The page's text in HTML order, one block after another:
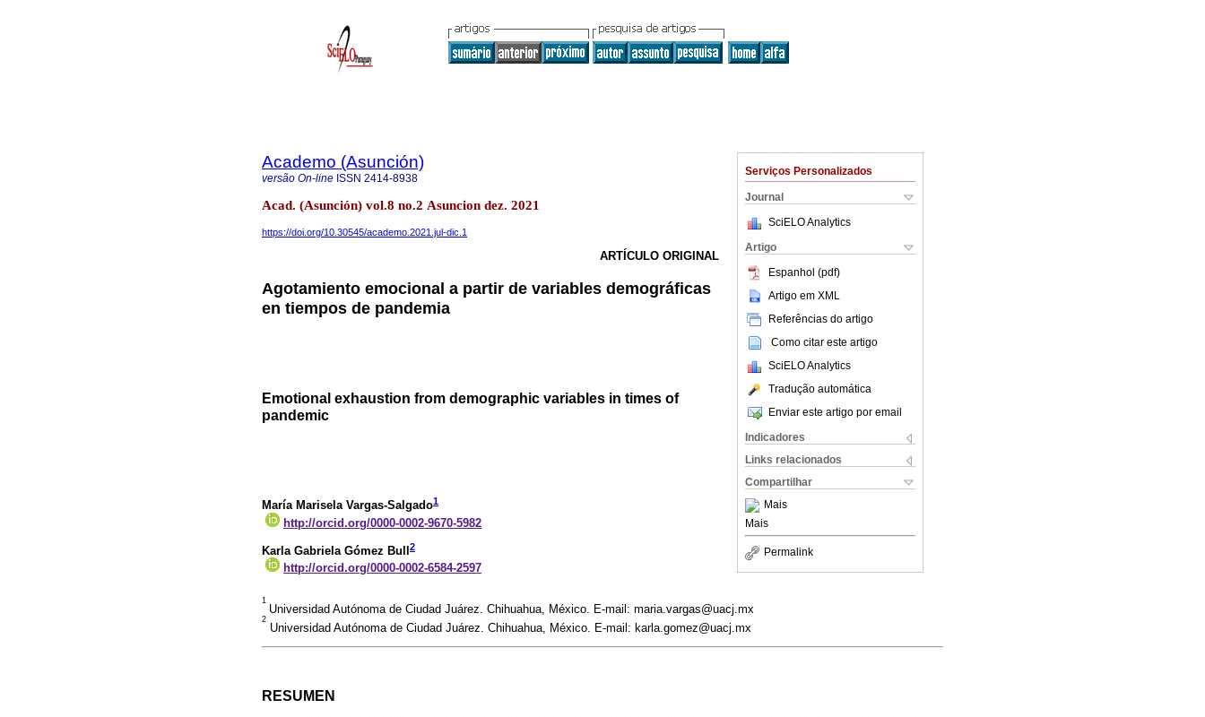
Serviços Personalizados
Journal
SciELO Analytics
Artigo
Espanhol (pdf)
Artigo em XML
Referências do artigo
Como citar este artigo
SciELO Analytics
Tradução automática
Enviar este artigo por email
Indicadores
Links relacionados
Compartilhar
Mais
Mais
Permalink
Academo (Asunción)
versão On-line ISSN 2414-8938
Acad. (Asunción) vol.8 no.2 Asuncion dez. 2021
https://doi.org/10.30545/academo.2021.jul-dic.1
ARTÍCULO ORIGINAL
Agotamiento emocional a partir de variables demográficas
en tiempos de pandemia
Emotional exhaustion from demographic variables in times of
pandemic
María Marisela Vargas-Salgado1
http://orcid.org/0000-0002-9670-5982
Karla Gabriela Gómez Bull 2
http://orcid.org/0000-0002-6584-2597
1
Universidad Autónoma de Ciudad Juárez. Chihuahua, México. E-mail: maria.vargas@uacj.mx
2
Universidad Autónoma de Ciudad Juárez. Chihuahua, México. E-mail: karla.gomez@uacj.mx
RESUMEN